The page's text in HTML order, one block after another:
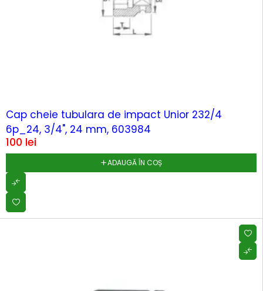
Cap cheie tubulara de impact Unior 232/4
6p_24, 3/4", 24 mm, 603984
100 lei
ADAUGĂ ÎN COȘ